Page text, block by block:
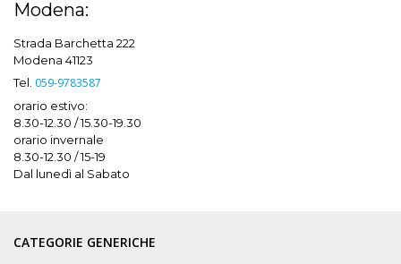
Modena:
Strada Barchetta 222
Modena 41123
Tel. 059-9783587
orario estivo:
8.30-12.30 / 15.30-19.30
orario invernale
8.30-12.30 / 15-19
Dal lunedì al Sabato
CATEGORIE GENERICHE